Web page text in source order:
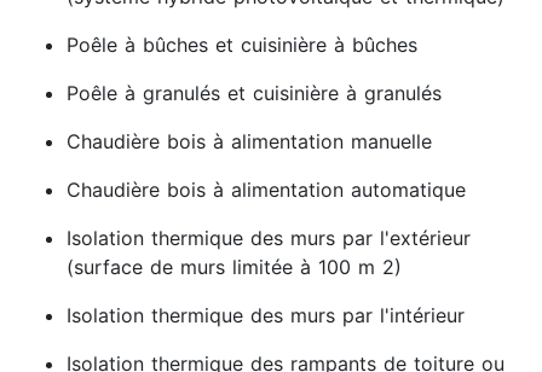
Poêle à bûches et cuisinière à bûches
Poêle à granulés et cuisinière à granulés
Chaudière bois à alimentation manuelle
Chaudière bois à alimentation automatique
Isolation thermique des murs par l'extérieur
(surface de murs limitée à 100 m 2)
Isolation thermique des murs par l'intérieur
Isolation thermique des rampants de toiture ou